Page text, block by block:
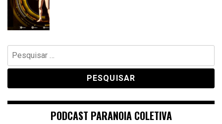
Pesquisar
por:
PODCAST PARANOIA COLETIVA